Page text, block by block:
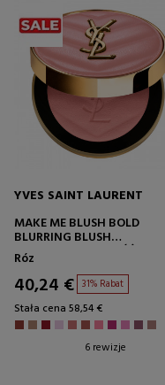
YVES SAINT LAURENT
MAKE ME BLUSH BOLD
BLURRING BLUSH
NOWY PUDROWY RÓŻ
Róz
40,24 € 31% Rabat
Stała cena 58,54 €
6 rewizje